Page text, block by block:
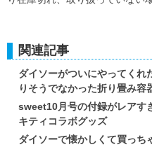
関連記事
ダイソーがついにやってく
りそうでなかった折り畳み容
sweet10月号の付録がレアす
キティコラボグッズ
ダイソーで懐かしくて買っち